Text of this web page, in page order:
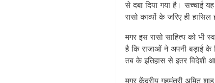
से दबा दिया गया है। सच्चाई
रासो काव्यों के जरिए ही हासिल
मगर इस रासो साहित्य को भी
है कि राजाओं ने अपनी बड़ाई के
तब के इतिहास से इतर विदेशी
मगर केंद्रीय गृहमंत्री अमित